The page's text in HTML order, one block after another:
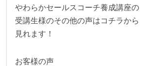
やわらかセールスコーチ養成講座の
受講生様のその他の声はコチラから
見れます！
お客様の声